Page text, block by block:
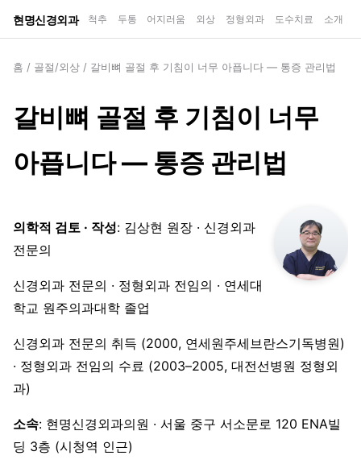
현명신경외과 척추 두통 어지러움 외상 정형외과 도수치료 소개
홈 / 골절/외상 / 갈비뼈 골절 후 기침이 너무 아픕니다 — 통증 관리법
갈비뼈 골절 후 기침이 너무
아픕니다 — 통증 관리법
의학적 검토 · 작성: 김상현 원장 · 신경외과
전문의
신경외과 전문의 · 정형외과 전임의 · 연세대
학교 원주의과대학 졸업
신경외과 전문의 취득 (2000, 연세원주세브란스기독병원)
· 정형외과 전임의 수료 (2003–2005, 대전선병원 정형외
과)
소속: 현명신경외과의원 · 서울 중구 서소문로 120 ENA빌
딩 3층 (시청역 인근)